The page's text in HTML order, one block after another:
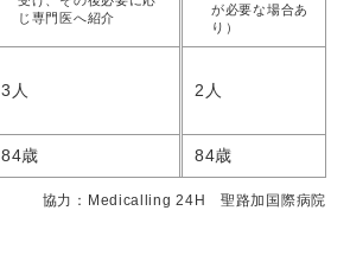
じ専門医へ紹介
が必要な場合あ
り）
3人 2人
84歳 84歳
協力：Medicalling 24H 聖路加国際病院